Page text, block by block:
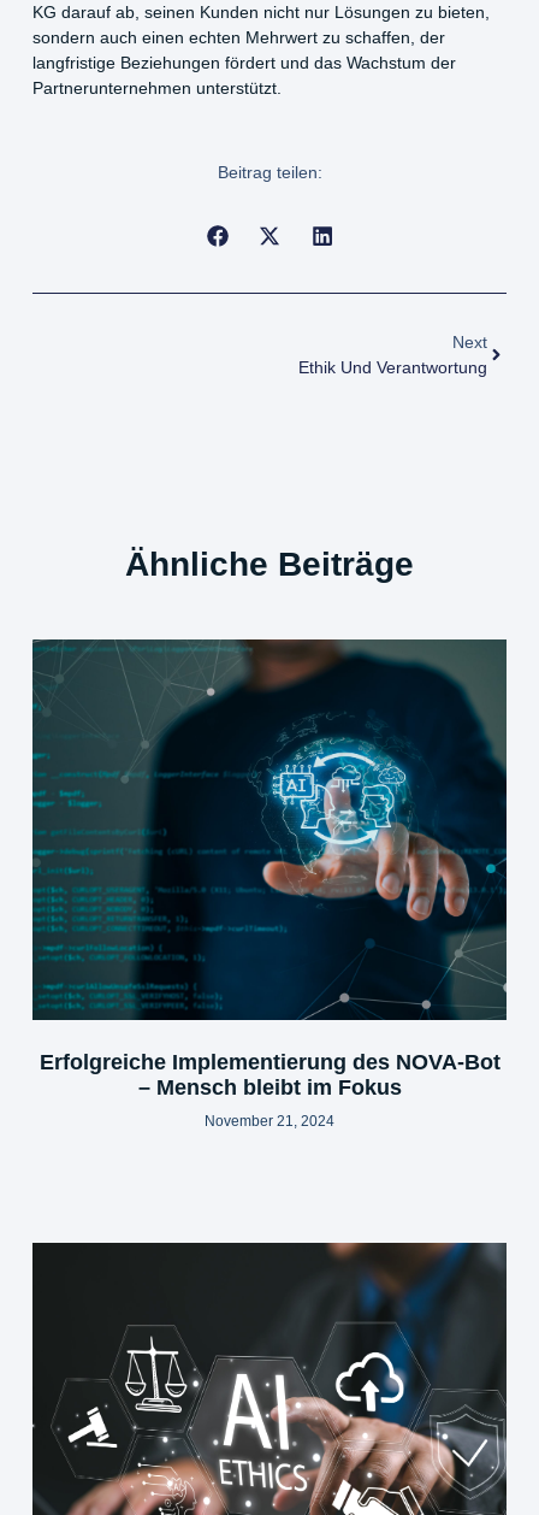
KG darauf ab, seinen Kunden nicht nur Lösungen zu bieten,
sondern auch einen echten Mehrwert zu schaffen, der
langfristige Beziehungen fördert und das Wachstum der
Partnerunternehmen unterstützt.
Beitrag teilen:
Next
Ethik Und Verantwortung
Ähnliche Beiträge
Erfolgreiche Implementierung des NOVA-Bot
– Mensch bleibt im Fokus
November 21, 2024